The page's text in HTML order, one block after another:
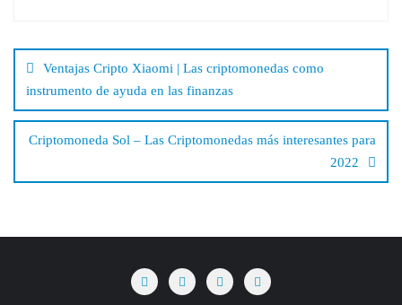
Ventajas Cripto Xiaomi | Las criptomonedas como
instrumento de ayuda en las finanzas
Criptomoneda Sol – Las Criptomonedas más interesantes para
2022